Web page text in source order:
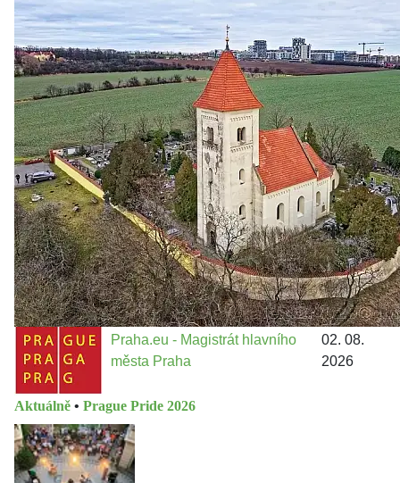
Zastanem se 03. 08. 2026
Politika • Volební seriál #02: Nová výstavba v jihozápadním
městě
Jakými nástroji navrhujete vstupovat z pozice ÚMČ Praha
13 do procesů developerské výstavby např. v lokalitě
Třebonice a Chaby, kterou umožňuje nově schválený
Metropolitn...
Praha.eu - Magistrát hlavního
města Praha
02. 08.
2026
Aktuálně • Prague Pride 2026